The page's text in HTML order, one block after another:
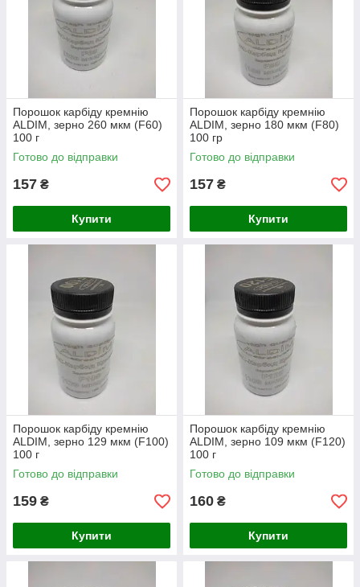
Порошок карбіду кремнію
ALDIM, зерно 260 мкм (F60)
100 г
Готово до відправки
157 ₴
Купити
Порошок карбіду кремнію
ALDIM, зерно 180 мкм (F80)
100 гр
Готово до відправки
157 ₴
Купити
Порошок карбіду кремнію
ALDIM, зерно 129 мкм (F100)
100 г
Готово до відправки
159 ₴
Купити
Порошок карбіду кремнію
ALDIM, зерно 109 мкм (F120)
100 г
Готово до відправки
160 ₴
Купити